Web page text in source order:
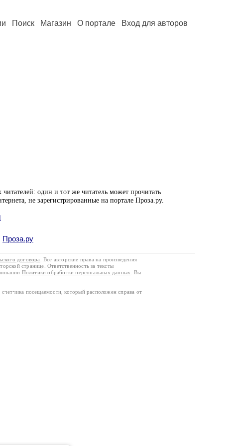
Поиск Магазин О портале Вход для авторов
один и тот же читатель может прочитать
не зарегистрированные на портале Проза.ру.
Проза.ру
договора
. Все авторские права на произведения
странице. Ответственность за тексты
Политики обработки персональных данных
. Вы
посещаемости, который расположен справа от